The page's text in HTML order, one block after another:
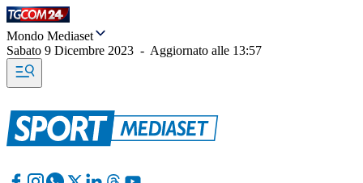
Mondo Mediaset
Sabato 9 Dicembre 2023 - Aggiornato alle 13:57